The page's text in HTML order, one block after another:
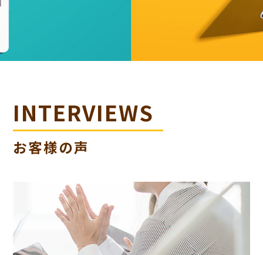
INTERVIEWS
お客様の声